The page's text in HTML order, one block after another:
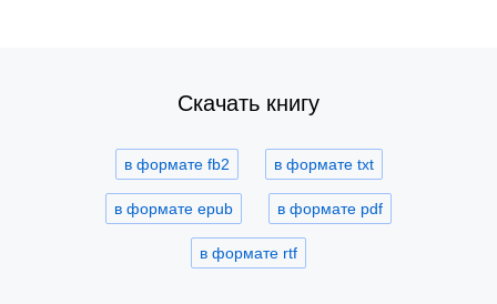
Скачать книгу
в формате fb2 в формате txt
в формате epub в формате pdf
в формате rtf